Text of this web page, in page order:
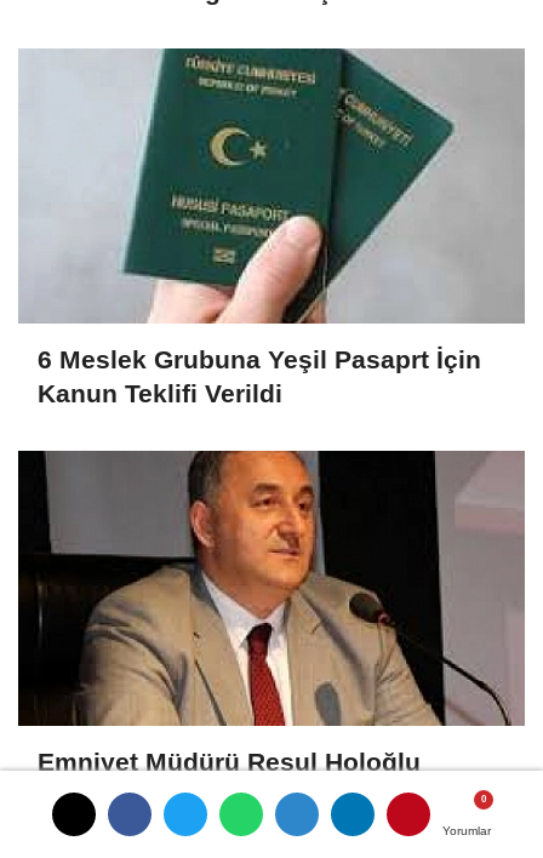
Yorumlar
Yorumlar
6 Meslek Grubuna Yeşil Pasaprt İçin
Kanun Teklifi Verildi
Emniyet Müdürü Resul Holoğlu
Mahkeme Kararıyla Göreve Döndü..!